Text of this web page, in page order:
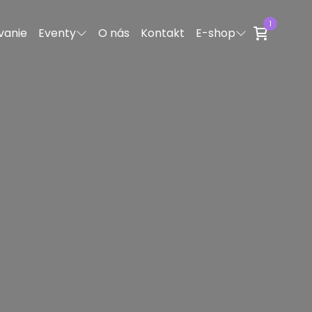
Eventy O nás Kontakt E-shop
1